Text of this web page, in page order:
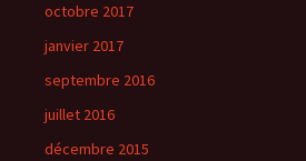
octobre 2017
janvier 2017
septembre 2016
juillet 2016
décembre 2015